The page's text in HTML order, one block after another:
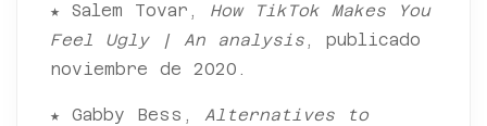
★ Salem Tovar, How TikTok Makes You
Feel Ugly | An analysis , publicado
noviembre de 2020.
★ Gabby Bess, Alternatives to